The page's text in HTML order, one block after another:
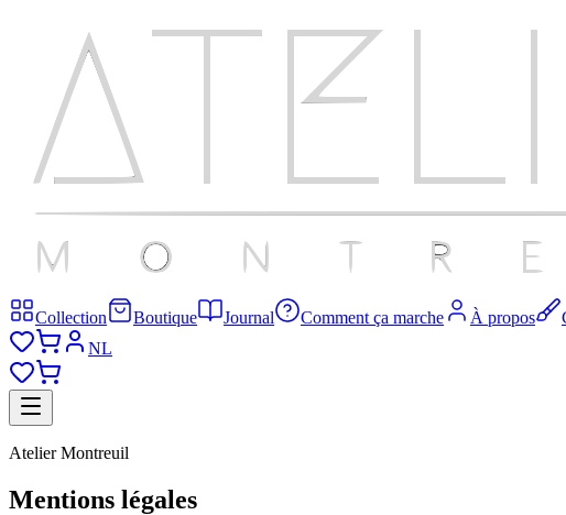
Collection Boutique Journal Comment ça marche À propos
NL
Atelier Montreuil
Mentions légales